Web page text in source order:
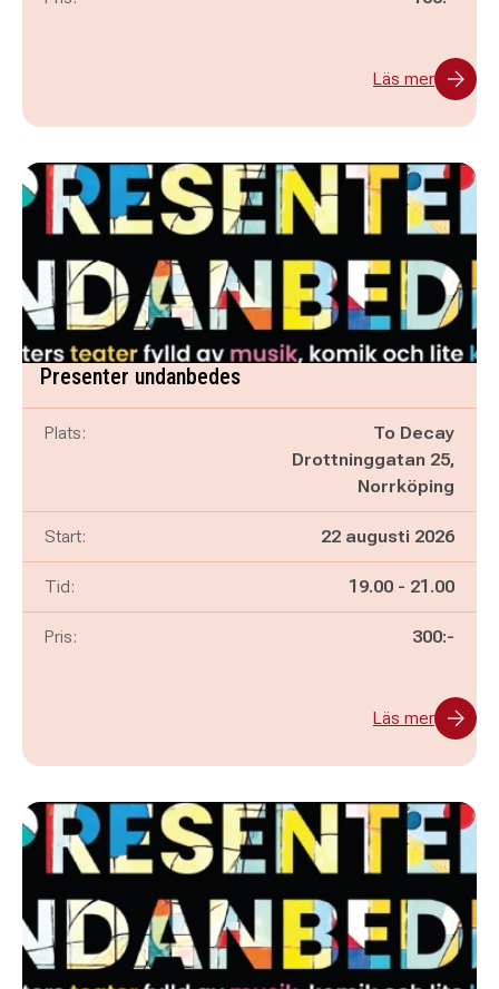
Läs mer
Presenter undanbedes
Plats:
To Decay
Drottninggatan 25,
Norrköping
Start: 22 augusti 2026
Tid: Pågår mellan
19.00 - och
21.00
Pris: 300:-
Läs mer